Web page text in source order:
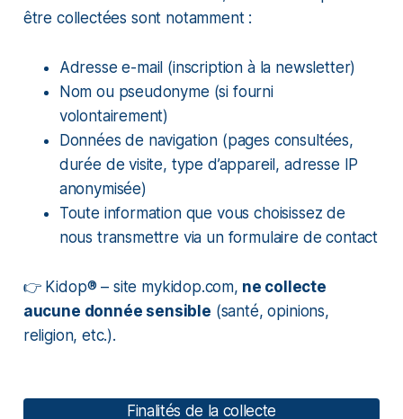
être collectées sont notamment :
Adresse e-mail (inscription à la newsletter)
Nom ou pseudonyme (si fourni
volontairement)
Données de navigation (pages consultées,
durée de visite, type d’appareil, adresse IP
anonymisée)
Toute information que vous choisissez de
nous transmettre via un formulaire de contact
👉 Kidop® – site mykidop.com, ne collecte
aucune donnée sensible (santé, opinions,
religion, etc.).
Finalités de la collecte